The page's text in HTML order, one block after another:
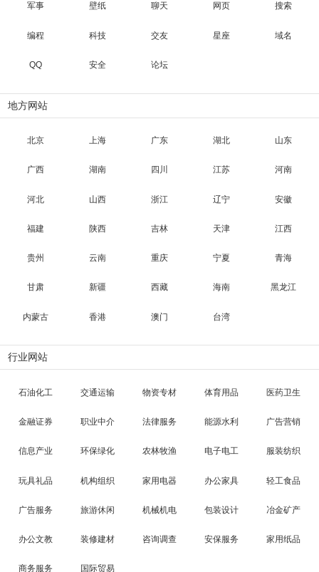
军事 壁纸 聊天 网页 搜索
编程 科技 交友 星座 域名
QQ 安全 论坛
地方网站
北京 上海 广东 湖北 山东
广西 湖南 四川 江苏 河南
河北 山西 浙江 辽宁 安徽
福建 陕西 吉林 天津 江西
贵州 云南 重庆 宁夏 青海
甘肃 新疆 西藏 海南 黑龙江
内蒙古 香港 澳门 台湾
行业网站
石油化工 交通运输 物资专材 体育用品 医药卫生
金融证券 职业中介 法律服务 能源水利 广告营销
信息产业 环保绿化 农林牧渔 电子电工 服装纺织
玩具礼品 机构组织 家用电器 办公家具 轻工食品
广告服务 旅游休闲 机械机电 包装设计 冶金矿产
办公文教 装修建材 咨询调查 安保服务 家用纸品
商务服务 国际贸易